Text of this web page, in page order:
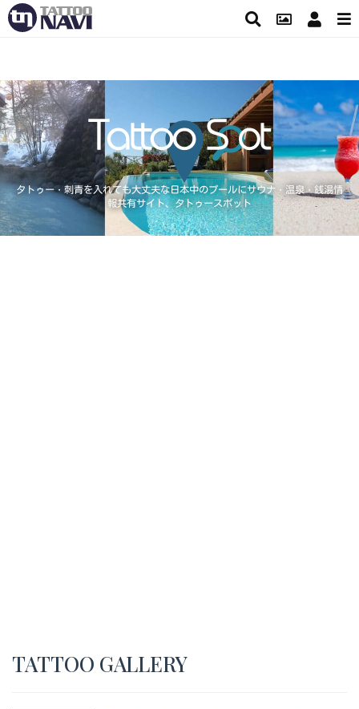
タトゥー・刺青を入れても大丈夫な日本中のプールにサウナ・温泉・銭湯情
報共有サイト、タトゥースポット
TATTOO GALLERY